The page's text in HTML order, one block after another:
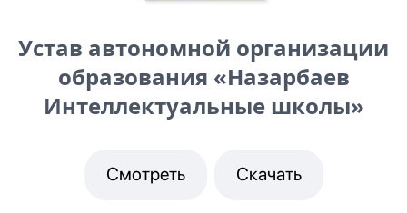
Устав автономной организации
образования «Назарбаев
Интеллектуальные школы»
Смотреть Скачать